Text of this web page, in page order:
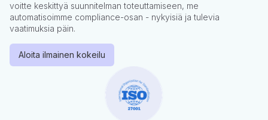
voitte keskittyä suunnitelman toteuttamiseen, me
automatisoimme compliance-osan - nykyisiä ja tulevia
vaatimuksia päin.
Aloita ilmainen kokeilu